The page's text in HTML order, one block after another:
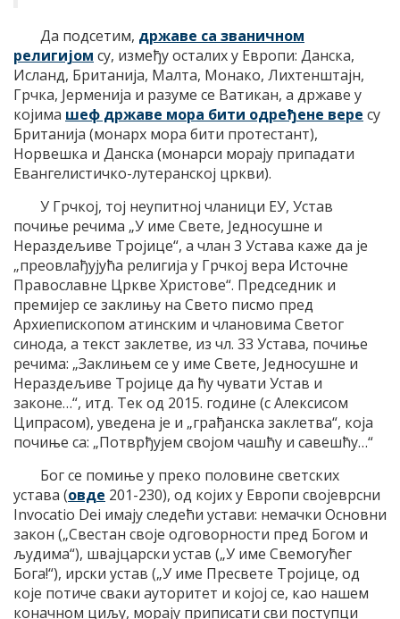
Да подсетим, државе са званичном
религијом су, између осталих у Европи: Данска,
Исланд, Британија, Малта, Монако, Лихтенштајн,
Грчка, Јерменија и разуме се Ватикан, а државе у
којима шеф државе мора бити одређене вере су
Британија (монарх мора бити протестант),
Норвешка и Данска (монарси морају припадати
Евангелистичко-лутеранској цркви).
У Грчкој, тој неупитној чланици ЕУ, Устав
почиње речима „У име Свете, Једносушне и
Нераздељиве Тројице“, а члан 3 Устава каже да је
„преовлађујућа религија у Грчкој вера Источне
Православне Цркве Христове“. Председник и
премијер се заклињу на Свето писмо пред
Архиепископом атинским и члановима Светог
синода, а текст заклетве, из чл. 33 Устава, почиње
речима: „Заклињем се у име Свете, Једносушне и
Нераздељиве Тројице да ћу чувати Устав и
законе…“, итд. Тек од 2015. године (с Алексисом
Ципрасом), уведена је и „грађанска заклетва“, која
почиње са: „Потврђујем својом чашћу и савешћу…“
Бог се помиње у преко половине светских
устава (овде 201-230), од којих у Европи својеврсни
Invocatio Dei имају следећи устави: немачки Основни
закон („Свестан своје одговорности пред Богом и
људима“), швајцарски устав („У име Свемогућег
Бога!“), ирски устав („У име Пресвете Тројице, од
које потиче сваки ауторитет и којој се, као нашем
коначном циљу, морају приписати сви поступци